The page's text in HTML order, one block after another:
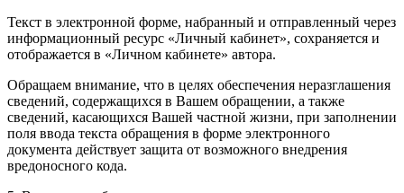
Текст в электронной форме, набранный и отправленный через
информационный ресурс «Личный кабинет», сохраняется и
отображается в «Личном кабинете» автора.
Обращаем внимание, что в целях обеспечения неразглашения
сведений, содержащихся в Вашем обращении, а также
сведений, касающихся Вашей частной жизни, при заполнении
поля ввода текста обращения в форме электронного
документа действует защита от возможного внедрения
вредоносного кода.